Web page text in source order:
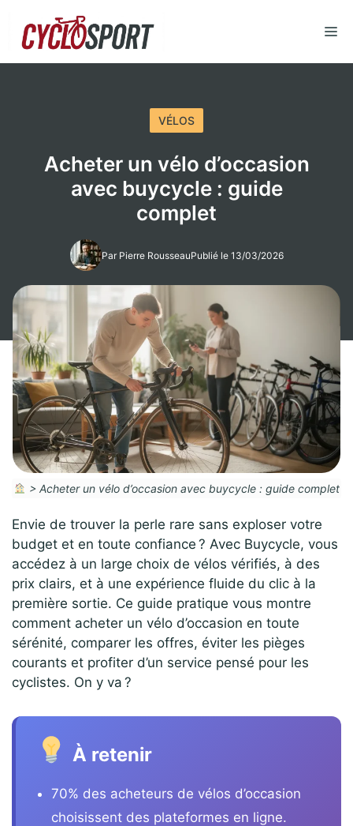
contenu
VÉLOS
Acheter un vélo d’occasion
avec buycycle : guide
complet
Par Pierre RousseauPublié le 13/03/2026
> Acheter un vélo d’occasion avec buycycle : guide complet
Envie de trouver la perle rare sans exploser votre
budget et en toute confiance ? Avec Buycycle, vous
accédez à un large choix de vélos vérifiés, à des
prix clairs, et à une expérience fluide du clic à la
première sortie. Ce guide pratique vous montre
comment acheter un vélo d’occasion en toute
sérénité, comparer les offres, éviter les pièges
courants et profiter d’un service pensé pour les
cyclistes. On y va ?
À retenir
70% des acheteurs de vélos d’occasion
choisissent des plateformes en ligne.